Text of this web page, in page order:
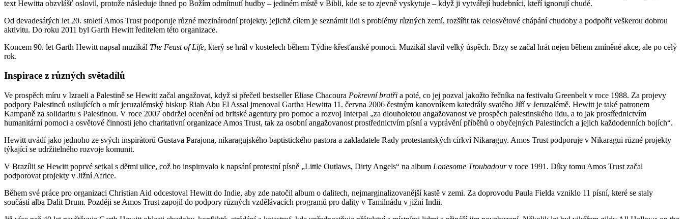
text Hewitta obzvlášť oslovil, protože následuje ihned po Božím odmítnutí hudby – jediném místě v Bibli, kde se to zjevně vyskytuje – když ji vytvářejí hudebníci, kteří ignorují chudé.
Od devadesátých let 20. století Amos Trust podporuje různé mezinárodní projekty, jejichž cílem je seznámit lidi s problémy různých zemí, rozšířit tak celosvětové chápání chudoby a podpořit veškerou dobrou
aktivitu. Do roku 2011 byl Garth Hewitt ředitelem této organizace.
Koncem 90. let Garth Hewitt napsal muzikál The Feast of Life, který se hrál v kostelech během Týdne křesťanské pomoci. Muzikál slavil velký úspěch. Brzy se začal hrát nejen během zmíněné akce, ale po celý
rok.
Inspirace z různých světadílů
Ve prospěch míru v Izraeli a Palestině se Hewitt začal angažovat, když si přečetl bestseller Eliase Chacoura Pokrevní bratři a poté, co jej pozval jakožto řečníka na festivalu Greenbelt v roce 1988. Za projevy
podpory Palestinců usilujících o mír jeruzalémský biskup Riah Abu El Assal jmenoval Gartha Hewitta 11. června 2006 čestným kanovníkem katedrály svatého Jiří v Jeruzalémě. Hewitt je také patronem
Kampaně za solidaritu s Palestinou. V roce 2007 obdržel ocenění od britské agentury pro pomoc a rozvoj Interpal „za dlouholetou angažovanost ve prospěch palestinského lidu, a to jak prostřednictvím
humanitární pomoci a osvětové činnosti jeho charitativní organizace Amos Trust, tak za osobní angažovanost prostřednictvím písní a vyprávění příběhů o obyčejných Palestincích a jejich každodenních bojích“.
Hewitt uvádí jako jednoho ze svých inspirátorů Gustava Parajona, nikaragujského baptistického pastora a zakladatele Rady protestantských církví Nikaraguy. Amos Trust podporuje v Nikaragui různé projekty
týkající se udržitelného rozvoje komunit.
V Brazílii se Hewitt poprvé setkal s dětmi ulice, což ho inspirovalo k napsání protestní písně „Little Outlaws, Dirty Angels“ na album Lonesome Troubadourv roce 1991. Díky tomu Amos Trust začal
podporovat projekty v Jižní Africe.
Během své práce pro organizaci Christian Aid odcestoval Hewitt do Indie, aby zde natočil album o dalitech, nejmarginalizovanější kastě v zemi. Za doprovodu Paula Fielda vzniklo 11 písní, které se staly
součástí alba Dalit Drum. Později se Amos Trust zapojil do podpory různých vzdělávacích programů pro dality v Tamilnádu v jižní Indii.